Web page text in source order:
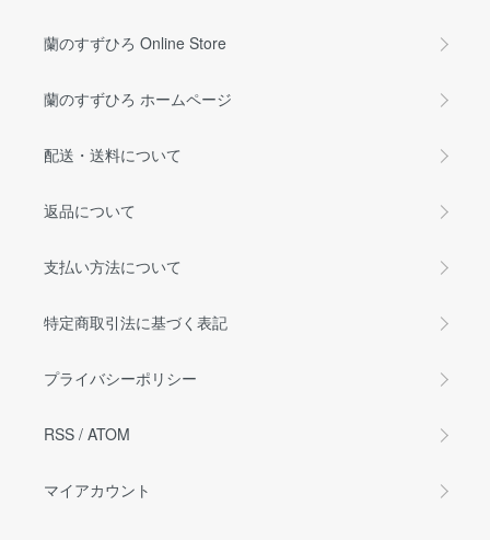
蘭のすずひろ Online Store
蘭のすずひろ ホームページ
配送・送料について
返品について
支払い方法について
特定商取引法に基づく表記
プライバシーポリシー
RSS / ATOM
マイアカウント